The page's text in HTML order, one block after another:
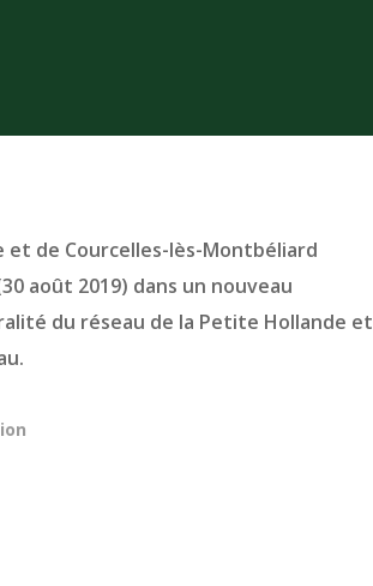
et de Courcelles-lès-Montbéliard
août 2019) dans un nouveau
du réseau de la Petite Hollande et